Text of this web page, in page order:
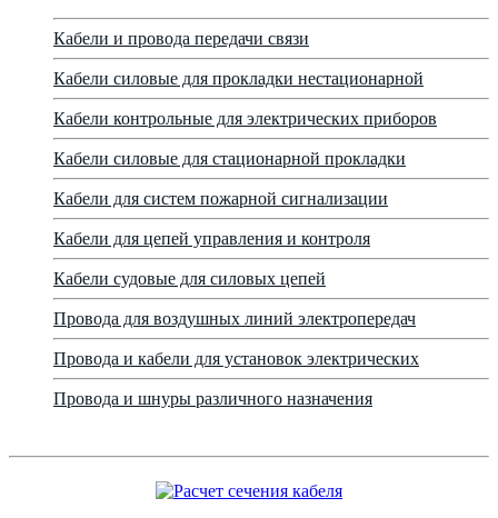
Кабели и провода передачи связи
Кабели силовые для прокладки нестационарной
Кабели контрольные для электрических приборов
Кабели силовые для стационарной прокладки
Кабели для систем пожарной сигнализации
Кабели для цепей управления и контроля
Кабели судовые для силовых цепей
Провода для воздушных линий электропередач
Провода и кабели для установок электрических
Провода и шнуры различного назначения